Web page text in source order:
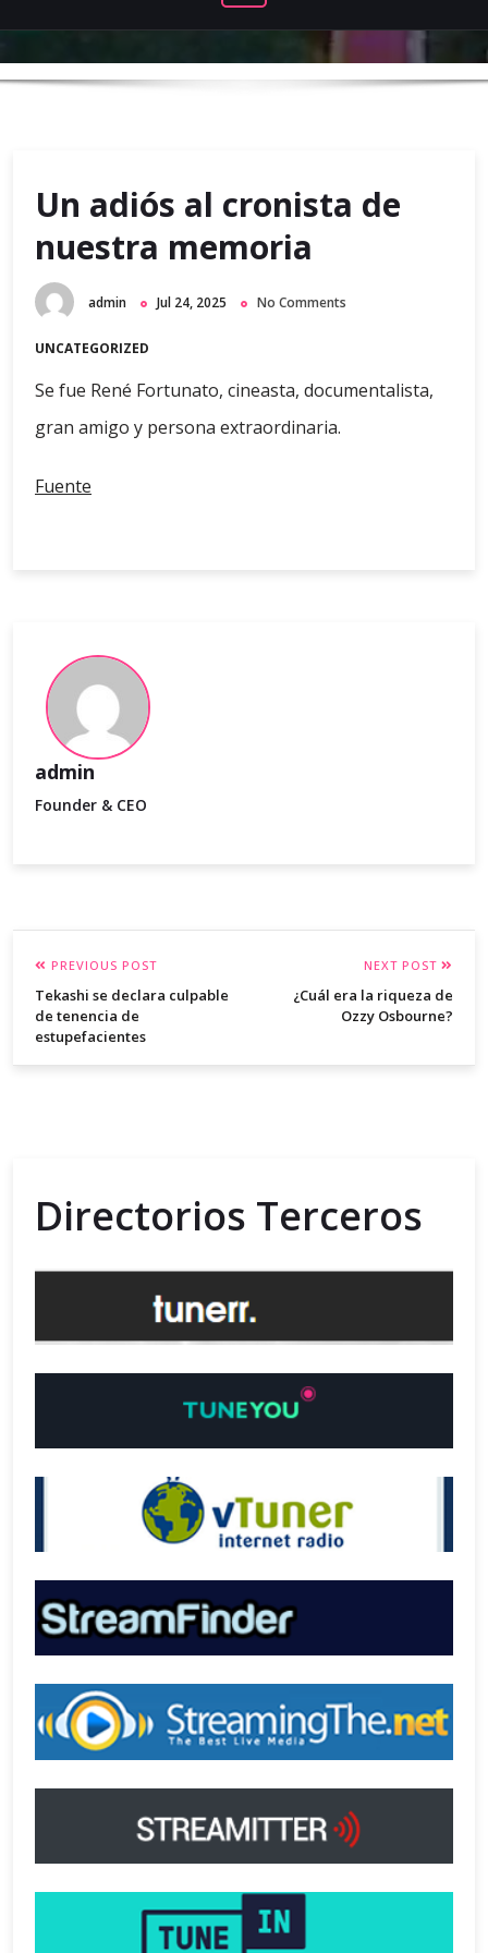
Un adiós al cronista de
nuestra memoria
admin Jul 24, 2025 No Comments
UNCATEGORIZED
Se fue René Fortunato, cineasta, documentalista,
gran amigo y persona extraordinaria.
Fuente
admin
Founder & CEO
PREVIOUS POST
Tekashi se declara culpable
de tenencia de
estupefacientes
NEXT POST
¿Cuál era la riqueza de
Ozzy Osbourne?
Directorios Terceros